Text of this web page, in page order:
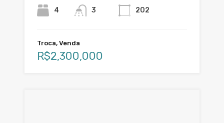
4 3 202
Troca, Venda
R$2,300,000